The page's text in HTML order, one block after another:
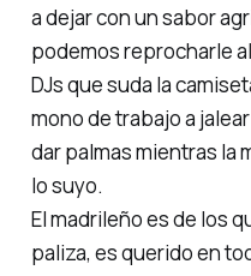
a dejar con un sabor
podemos reprocharle
DJs que suda la
mono de trabajo a
dar palmas mientras la
lo suyo.
El madrileño es de los
paliza, es querido en